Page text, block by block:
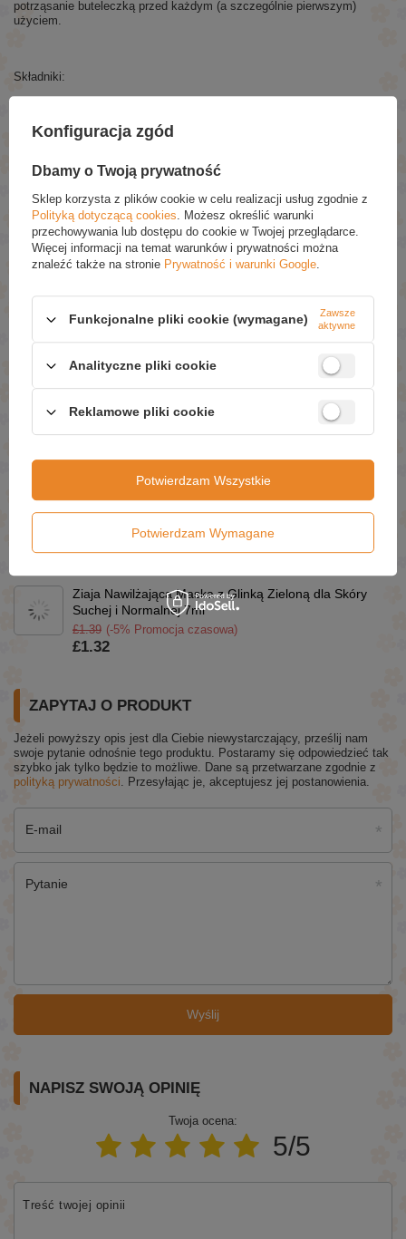
potrząsanie buteleczką przed każdym (a szczególnie pierwszym)
użyciem.
Składniki:
Trimethylsiloxysilicate, Sodium Chloride, Benzyl Glycol,
Hyaluronate, Aluminum Hydroxide, Propylene Carbonate, Raspberry
Ketone, Phenoxyethanol, Ethylhexylglycerin, Parfum, (+/-): CI 77891,
CI 77491, CI 77492, CI 77499.
POLECANE
£7.59 (-30% Promocja czasowa)
So!Flow Nawilżający Tonik Aminokwasowy dla Skóry
£4.59
Eveline 6 Ceramides Nawilżająco-Odżywczy Krem z
Eveline Gel Laque Nail Polish Długotrwały Lakier do
Paznokci nr 19 8ml
Ziaja Nawilżająca Maska z Glinką Zieloną dla Skóry
Suchej i Normalnej 7ml
£1.39 (-5% Promocja czasowa)
£1.32
ZAPYTAJ O PRODUKT
Jeżeli powyższy opis jest dla Ciebie niewystarczający, prześlij nam
swoje pytanie odnośnie tego produktu. Postaramy się odpowiedzieć tak
szybko jak tylko będzie to możliwe. Dane są przetwarzane zgodnie z
polityką prywatności . Przesyłając je, akceptujesz jej postanowienia.
E-mail
Pytanie
Wyślij
NAPISZ SWOJĄ OPINIĘ
Twoja ocena:
5/5
Treść twojej opinii
Konfiguracja zgód
Dbamy o Twoją prywatność
Sklep korzysta z plików cookie w celu realizacji usług zgodnie z
Polityką dotyczącą cookies. Możesz określić warunki
przechowywania lub dostępu do cookie w Twojej przeglądarce.
Więcej informacji na temat warunków i prywatności można
znaleźć także na stronie Prywatność i warunki Google.
Funkcjonalne pliki cookie (wymagane)
Zawsze
aktywne
Analityczne pliki cookie
Reklamowe pliki cookie
Potwierdzam Wymagane
Potwierdzam Wszystkie